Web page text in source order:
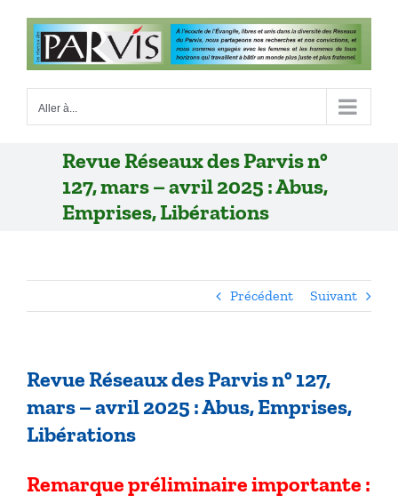
contenu
Aller à...
Revue Réseaux des Parvis n°
127, mars – avril 2025 : Abus,
Emprises, Libérations
Précédent Suivant
Revue Réseaux des Parvis n° 127,
mars – avril 2025 : Abus, Emprises,
Libérations
Remarque préliminaire importante :